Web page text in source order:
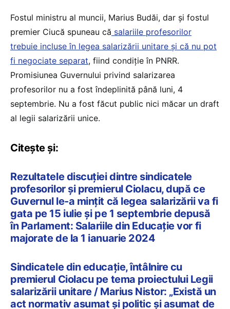
Fostul ministru al muncii, Marius Budăi, dar și fostul
premier Ciucă spuneau că salariile profesorilor
trebuie incluse în legea salarizării unitare și că nu pot
fi negociate separat, fiind condiție în PNRR.
Promisiunea Guvernului privind salarizarea
profesorilor nu a fost îndeplinită până luni, 4
septembrie. Nu a fost făcut public nici măcar un draft
al legii salarizării unice.
Citește și:
Rezultatele discuției dintre sindicatele
profesorilor și premierul Ciolacu, după ce
Guvernul le-a mințit că legea salarizării va fi
gata pe 15 iulie și pe 1 septembrie depusă
în Parlament: Salariile din Educație vor fi
majorate de la 1 ianuarie 2024
Sindicatele din educație, întâlnire cu
premierul Ciolacu pe tema proiectului Legii
salarizării unitare / Marius Nistor: „Există un
act normativ asumat și politic și asumat de